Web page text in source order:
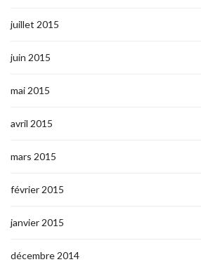
juillet 2015
juin 2015
mai 2015
avril 2015
mars 2015
février 2015
janvier 2015
décembre 2014